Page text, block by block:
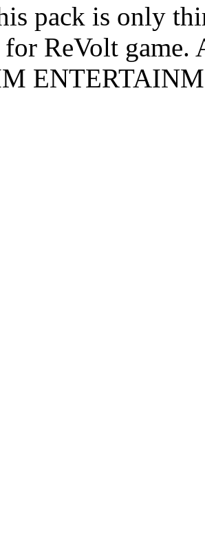
pack is only
ReVolt game.